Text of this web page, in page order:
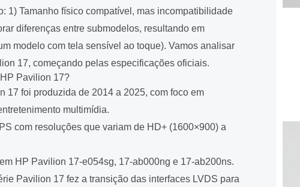
1) Tamanho físico compatível, mas incompatibilidade
diferenças entre submodelos, resultando em
modelo com tela sensível ao toque). Vamos analisar
17, começando pelas especificações oficiais.
Pavilion 17?
17 foi produzida de 2014 a 2025, com foco em
multimídia.
com resoluções que variam de HD+ (1600×900) a
HP Pavilion 17-e054sg, 17-ab000ng e 17-ab200ns.
Pavilion 17 fez a transição das interfaces LVDS para